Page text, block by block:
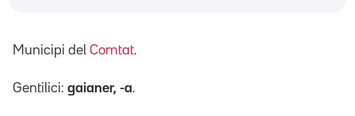
Municipi del Comtat.
Gentilici: gaianer, -a.